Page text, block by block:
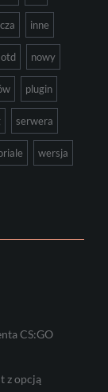
inne
nowy
plugin
serwera
wersja
CS:GO
z opcją